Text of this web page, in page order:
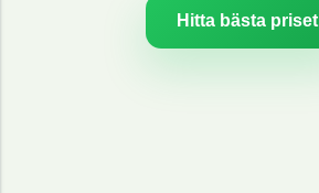
Hitta bästa priset